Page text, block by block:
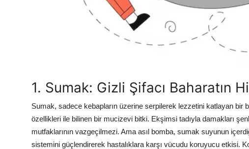
Mutfak Sırları & Teknikler
1. Sumak: Gizli Şifacı Baharatın
Sumak, sadece kebapların üzerine serpilerek lezzetini katlayan bir
özellikleri ile bilinen bir mucizevi bitki. Ekşimsi tadıyla damakları
mutfaklarının vazgeçilmezi. Ama asıl bomba, sumak suyunun
sistemini güçlendirerek hastalıklara karşı vücudu koruyucu etkisi.